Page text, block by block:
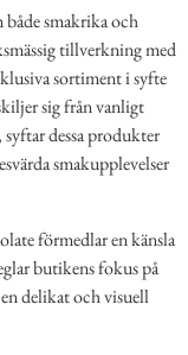
både smakrika och
tillverkning med
sortiment i syfte
sig från vanligt
dessa produkter
smakupplevelser
förmedlar en känsla
butikens fokus på
delikat och visuell